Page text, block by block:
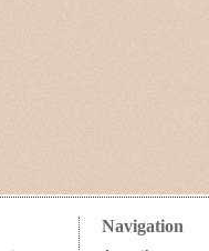
Navigation